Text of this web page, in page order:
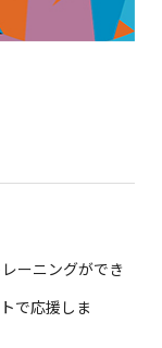
ーニングができ
で応援しま